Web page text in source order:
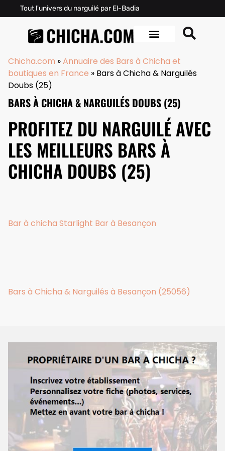
Tout l'univers du narguilé par El-Badia
Chicha.com »Annuaire des Bars à Chicha et
boutiques en France » Bars à Chicha & Narguilés
Doubs (25)
BARS À CHICHA & NARGUILÉS DOUBS (25)
PROFITEZ DU NARGUILÉ AVEC
LES MEILLEURS BARS À
CHICHA DOUBS (25)
Bar à chicha Starlight Bar à Besançon
Bars à Chicha & Narguilés à Besançon (25056)